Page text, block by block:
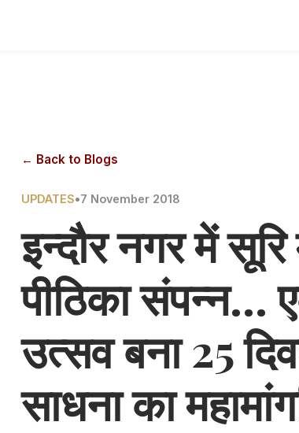
← Back to Blogs
UPDATES•7 November 2018
इन्दौर नगर में
पीठिका संपन्न...
उत्सव बना 25
साधना का